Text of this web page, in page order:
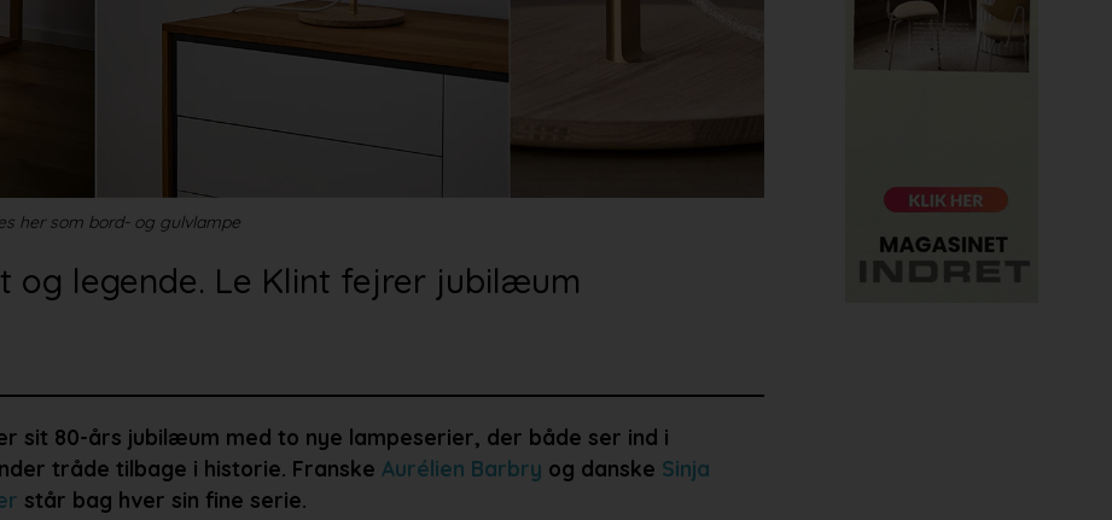
her som bord- og gulvlampe
og legende. Le Klint fejrer jubilæum
sit 80-års jubilæum med to nye lampeserier, der både ser ind i
tråde tilbage i historie. Franske Aurélien Barbry og danske Sinja
står bag hver sin fine serie.